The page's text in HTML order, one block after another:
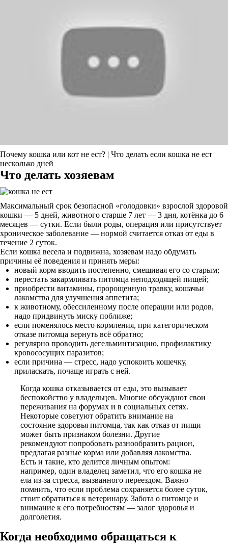
Почему кошка или кот не ест? | Что делать если кошка не ест
несколько дней
Что делать хозяевам
Максимальный срок безопасной «голодовки» взрослой здоровой
кошки — 5 дней, животного старше 7 лет — 3 дня, котёнка до 6
месяцев — сутки. Если были роды, операция или присутствует
хроническое заболевание — нормой считается отказ от еды в
течение 2 суток.
Если кошка весела и подвижна, хозяевам надо обдумать
причины её поведения и принять меры:
новый корм вводить постепенно, смешивая его со старым;
перестать закармливать питомца неподходящей пищей;
приобрести витамины, пророщенную травку, кошачьи
лакомства для улучшения аппетита;
к животному, обессиленному после операции или родов,
надо придвинуть миску поближе;
если поменялось место кормления, при категорическом
отказе питомца вернуть всё обратно;
регулярно проводить дегельминтизацию, профилактику
кровососущих паразитов;
если причина — стресс, надо успокоить кошечку,
приласкать, почаще играть с ней.
Когда кошка отказывается от еды, это вызывает
беспокойство у владельцев. Многие обсуждают свои
переживания на форумах и в социальных сетях.
Некоторые советуют обратить внимание на
состояние здоровья питомца, так как отказ от пищи
может быть признаком болезни. Другие
рекомендуют попробовать разнообразить рацион,
предлагая разные корма или добавляя лакомства.
Есть и такие, кто делится личным опытом:
например, один владелец заметил, что его кошка не
ела из-за стресса, вызванного переездом. Важно
помнить, что если проблема сохраняется более суток,
стоит обратиться к ветеринару. Забота о питомце и
внимание к его потребностям — залог здоровья и
долголетия.
Когда необходимо обращаться к